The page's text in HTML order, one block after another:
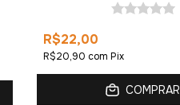
R$22,00
R$20,90 com Pix
COMPRAR